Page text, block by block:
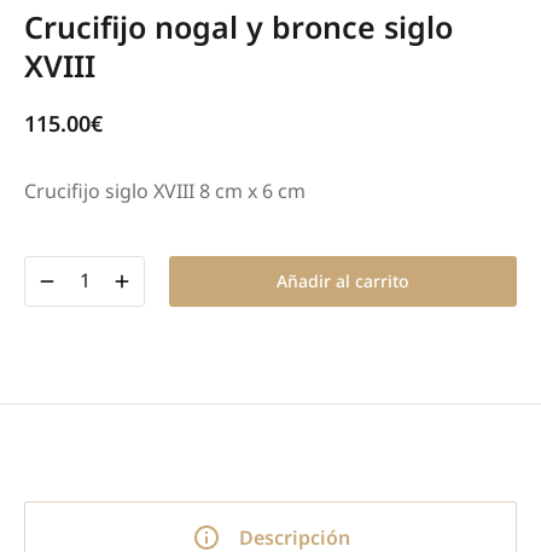
Crucifijo nogal y bronce siglo
XVIII
115.00€
Crucifijo siglo XVIII 8 cm x 6 cm
Añadir al carrito
Descripción